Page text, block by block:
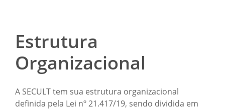
Estrutura
Organizacional
A SECULT tem sua estrutura organizacional
definida pela Lei nº 21.417/19, sendo dividida em